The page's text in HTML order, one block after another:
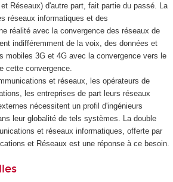
Réseaux) d'autre part, fait partie du passé. La
réseaux informatiques et des
réalité avec la convergence des réseaux de
indifféremment de la voix, des données et
mobiles 3G et 4G avec la convergence vers le
cette convergence.
et réseaux, les opérateurs de
les entreprises de part leurs réseaux
nécessitent un profil d'ingénieurs
leur globalité de tels systèmes. La double
et réseaux informatiques, offerte par
et Réseaux est une réponse à ce besoin.